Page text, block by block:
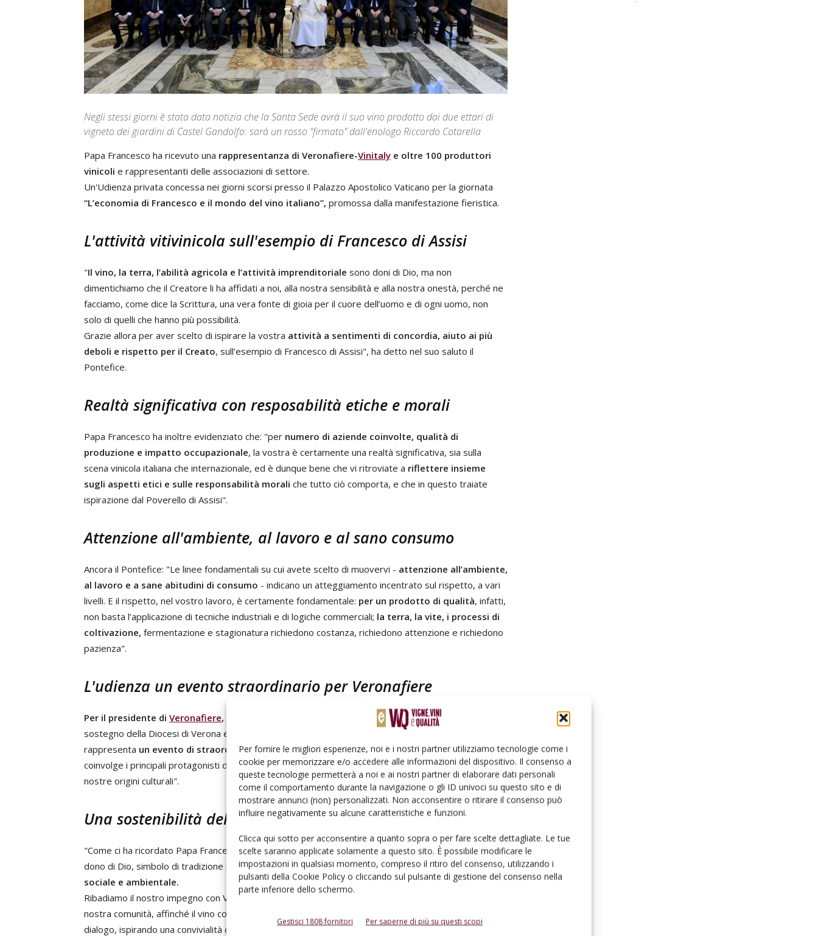
Per fornire le migliori esperienze, noi e i nostri partner utilizziamo tecnologie come i
cookie per memorizzare e/o accedere alle informazioni del dispositivo. Il consenso a
queste tecnologie permetterà a noi e ai nostri partner di elaborare dati personali
come il comportamento durante la navigazione o gli ID univoci su questo sito e di
mostrare annunci (non) personalizzati. Non acconsentire o ritirare il consenso può
influire negativamente su alcune caratteristiche e funzioni.
Clicca qui sotto per acconsentire a quanto sopra o per fare scelte dettagliate. Le tue
scelte saranno applicate solamente a questo sito. È possibile modificare le
impostazioni in qualsiasi momento, compreso il ritiro del consenso, utilizzando i
pulsanti della Cookie Policy o cliccando sul pulsante di gestione del consenso nella
parte inferiore dello schermo.
Gestisci 1808 fornitori Per saperne di più su questi scopi
Negli stessi giorni è stata data notizia che la Santa Sede avrà il suo vino prodotto dai due ettari di
vigneto dei giardini di Castel Gandolfo: sarà un rosso "firmato" dall'enologo Riccardo Cotarella
Papa Francesco ha ricevuto una rappresentanza di Veronafiere-Vinitaly e oltre 100 produttori
vinicoli e rappresentanti delle associazioni di settore.
Un'Udienza privata concessa nei giorni scorsi presso il Palazzo Apostolico Vaticano per la giornata
“L’economia di Francesco e il mondo del vino italiano”, promossa dalla manifestazione fieristica.
L'attività vitivinicola sull'esempio di Francesco di Assisi
"Il vino, la terra, l’abilità agricola e l’attività imprenditoriale sono doni di Dio, ma non
dimentichiamo che il Creatore li ha affidati a noi, alla nostra sensibilità e alla nostra onestà, perché ne
facciamo, come dice la Scrittura, una vera fonte di gioia per il cuore dell’uomo e di ogni uomo, non
solo di quelli che hanno più possibilità.
Grazie allora per aver scelto di ispirare la vostra attività a sentimenti di concordia, aiuto ai più
deboli e rispetto per il Creato, sull’esempio di Francesco di Assisi", ha detto nel suo saluto il
Pontefice.
Realtà significativa con resposabilità etiche e morali
Papa Francesco ha inoltre evidenziato che: "per numero di aziende coinvolte, qualità di
produzione e impatto occupazionale, la vostra è certamente una realtà significativa, sia sulla
scena vinicola italiana che internazionale, ed è dunque bene che vi ritroviate a riflettere insieme
sugli aspetti etici e sulle responsabilità morali che tutto ciò comporta, e che in questo traiate
ispirazione dal Poverello di Assisi".
Attenzione all'ambiente, al lavoro e al sano consumo
Ancora il Pontefice: "Le linee fondamentali su cui avete scelto di muovervi - attenzione all’ambiente,
al lavoro e a sane abitudini di consumo - indicano un atteggiamento incentrato sul rispetto, a vari
livelli. E il rispetto, nel vostro lavoro, è certamente fondamentale: per un prodotto di qualità, infatti,
non basta l’applicazione di tecniche industriali e di logiche commerciali; la terra, la vite, i processi di
coltivazione, fermentazione e stagionatura richiedono costanza, richiedono attenzione e richiedono
pazienza".
L'udienza un evento straordinario per Veronafiere
Per il presidente di Veronafiere, Federico Bricolo
"L’Udienza, a cui abbiamo partecipato grazie al
sostegno della Diocesi di Verona e in particolare del vescovo Monsignor Domenico Pompili,
rappresenta un evento di straordinaria rilevanza per Veronafiere che, attraverso Vinitaly,
coinvolge i principali protagonisti di un comparto che più di altri esprime un forte legame con le
nostre origini culturali".
Una sostenibilità del vino sociale e ambientale
"Come ci ha ricordato Papa Francesco – aggiunnge Federico Bricolo – rendiamo omaggio al vino come
dono di Dio, simbolo di tradizione e diun sistema economico sostenibile dal punto di vista
sociale e ambientale.
Ribadiamo il nostro impegno con Vinitaly a
nostra comunità, affinché il vino continui a essere un elemento di coesione sociale e di apertura al
dialogo, ispirando una convivialità che unisce".